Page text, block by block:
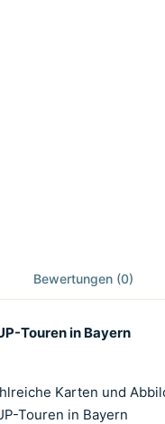
Bewertungen (0)
Touren in Bayern
Karten und
Touren in Bayern